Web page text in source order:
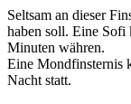
Seltsam an dieser
haben soll. Eine Sofi
Minuten währen.
Eine Mondfinsternis
Nacht statt.